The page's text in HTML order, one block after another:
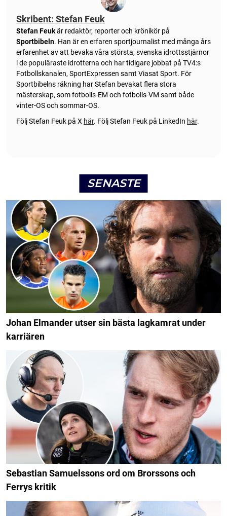
Skribent: Stefan Feuk
Stefan Feukär redaktör, reporter och krönikör på
Sportbibeln. Han är en erfaren sportjournalist med många års
erfarenhet av att bevaka våra största, svenska idrottsstjärnor
i de populäraste idrotterna och har tidigare jobbat på TV4:s
Fotbollskanalen, SportExpressen samt Viasat Sport. För
Sportbibelns räkning har Stefan bevakat flera stora
mästerskap, som fotbolls-EM och fotbolls-VM samt både
vinter-OS och sommar-OS.
Följ Stefan Feuk på X här. Följ Stefan Feuk på LinkedIn här.
SENASTE
Johan Elmander utser sin bästa lagkamrat under
karriären
Sebastian Samuelssons ord om Brorssons och
Ferrys kritik